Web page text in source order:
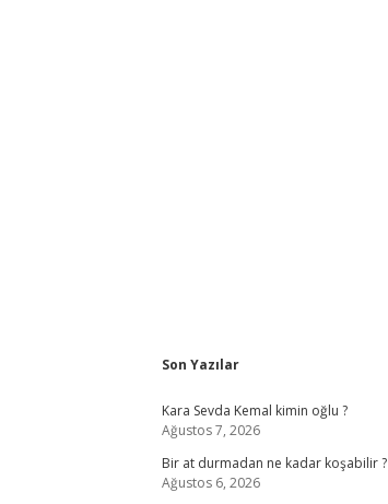
Sidebar
Son Yazılar
Kara Sevda Kemal kimin oğlu ?
Ağustos 7, 2026
Bir at durmadan ne kadar koşabilir ?
Ağustos 6, 2026